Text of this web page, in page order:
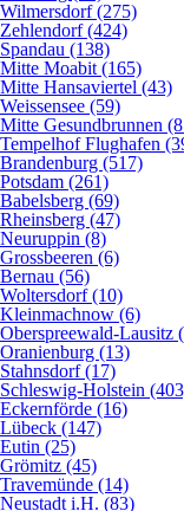
Wilmersdorf (275)
Zehlendorf (424)
Spandau (138)
Mitte Moabit (165)
Mitte Hansaviertel (43)
Weissensee (59)
Mitte Gesundbrunnen
Tempelhof Flughafen
Brandenburg (517)
Potsdam (261)
Babelsberg (69)
Rheinsberg (47)
Neuruppin (8)
Grossbeeren (6)
Bernau (56)
Woltersdorf (10)
Kleinmachnow (6)
Oberspreewald-Lausitz
Oranienburg (13)
Stahnsdorf (17)
Schleswig-Holstein
Eckernförde (16)
Lübeck (147)
Eutin (25)
Grömitz (45)
Travemünde (14)
Neustadt i.H. (83)